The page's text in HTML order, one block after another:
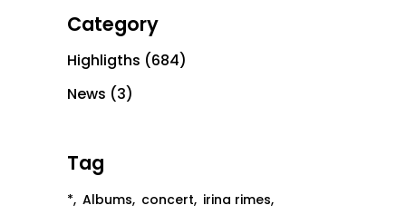
Category
Highligths (684)
News (3)
Tag
* Albums concert irina rimes